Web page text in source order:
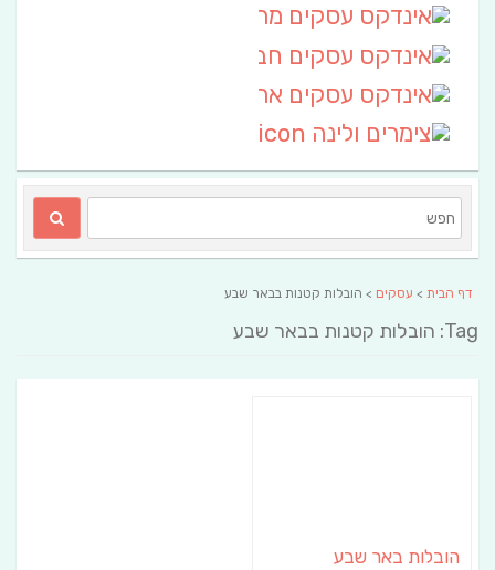
דף הבית > עסקים > הובלות קטנות בבאר שבע
Tag: הובלות קטנות בבאר שבע
הובלות באר שבע